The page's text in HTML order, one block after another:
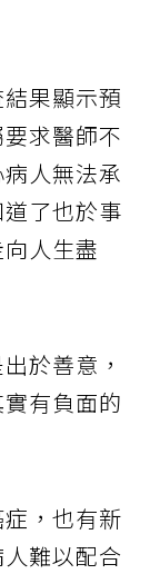
果顯示預
求醫師不
人無法承
了也於事
人生盡
於善意，
有負面的
，也有新
難以配合